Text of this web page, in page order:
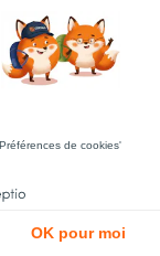
Réglementation
Blog